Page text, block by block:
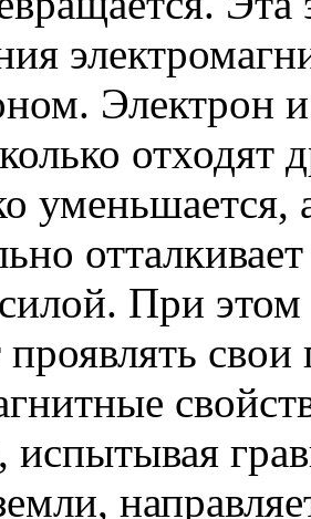
Электрон
отходят
При этом
испытывая